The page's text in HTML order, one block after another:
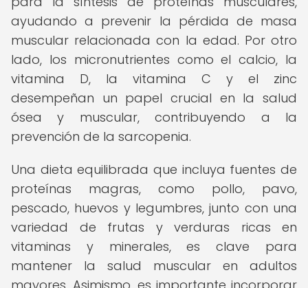
ayudando a prevenir la pérdida de masa
muscular relacionada con la edad. Por otro
lado, los micronutrientes como el calcio, la
vitamina D, la vitamina C y el zinc
desempeñan un papel crucial en la salud
ósea y muscular, contribuyendo a la
prevención de la sarcopenia.
Una dieta equilibrada que incluya fuentes de
proteínas magras, como pollo, pavo,
pescado, huevos y legumbres, junto con una
variedad de frutas y verduras ricas en
vitaminas y minerales, es clave para
mantener la salud muscular en adultos